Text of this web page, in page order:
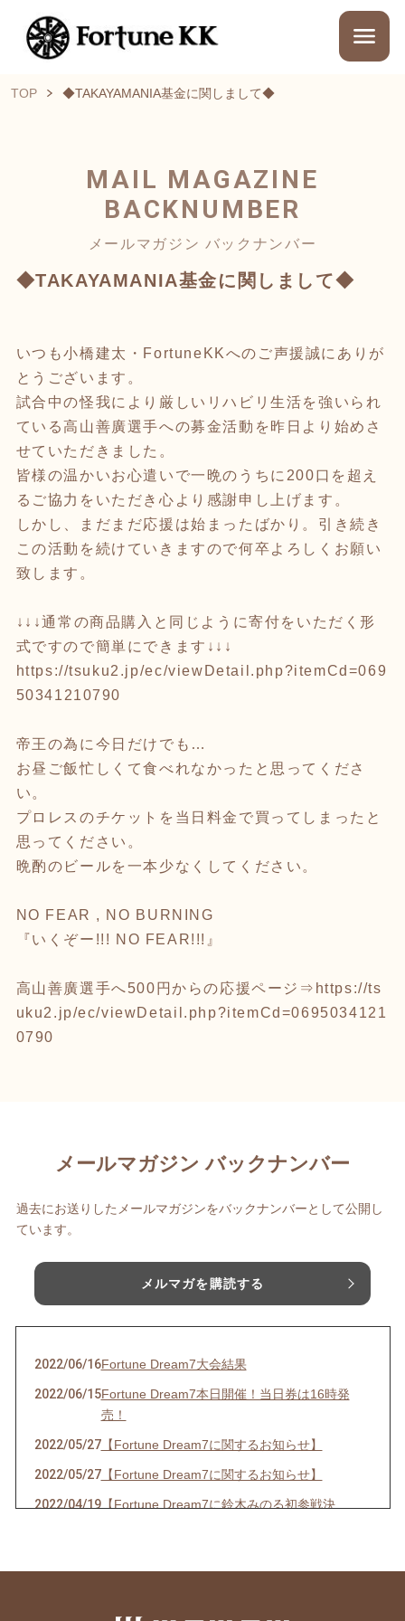
TOP ◆TAKAYAMANIA基金に関しまして◆
MAIL MAGAZINE
BACKNUMBER
メールマガジン バックナンバー
◆TAKAYAMANIA基金に関しまして◆
いつも小橋建太・FortuneKKへのご声援誠にありが
とうございます。
試合中の怪我により厳しいリハビリ生活を強いられ
ている高山善廣選手への募金活動を昨日より始めさ
せていただきました。
皆様の温かいお心遣いで一晩のうちに200口を超え
るご協力をいただき心より感謝申し上げます。
しかし、まだまだ応援は始まったばかり。引き続き
この活動を続けていきますので何卒よろしくお願い
致します。
↓↓↓通常の商品購入と同じように寄付をいただく形
式ですので簡単にできます↓↓↓
https://tsuku2.jp/ec/viewDetail.php?itemCd=069
50341210790
帝王の為に今日だけでも…
お昼ご飯忙しくて食べれなかったと思ってくださ
い。
プロレスのチケットを当日料金で買ってしまったと
思ってください。
晩酌のビールを一本少なくしてください。
NO FEAR , NO BURNING
『いくぞー!!! NO FEAR!!!』
高山善廣選手へ500円からの応援ページ⇒ https://ts
uku2.jp/ec/viewDetail.php?itemCd=0695034121
0790
メールマガジン バックナンバー
過去にお送りしたメールマガジンをバックナンバーとして公開し
ています。
メルマガを購読する
2022/06/16Fortune Dream7大会結果
2022/06/15Fortune Dream7本日開催！当日券は16時発
売！
2022/05/27【Fortune Dream7に関するお知らせ】
2022/05/27【Fortune Dream7に関するお知らせ】
2022/04/19【Fortune Dream7に鈴木みのる初参戦決
【出演情報】